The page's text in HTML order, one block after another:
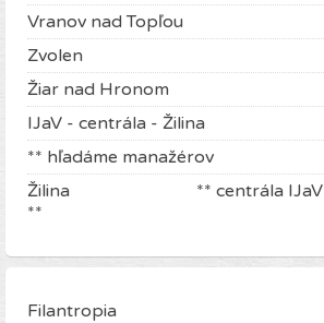
Vranov nad Topľou
Zvolen
Žiar nad Hronom
IJaV - centrála - Žilina
** hľadáme manažérov
Žilina ** centrála IJaV
**
Filantropia